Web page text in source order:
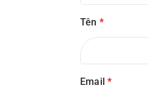
Tên *
Email*